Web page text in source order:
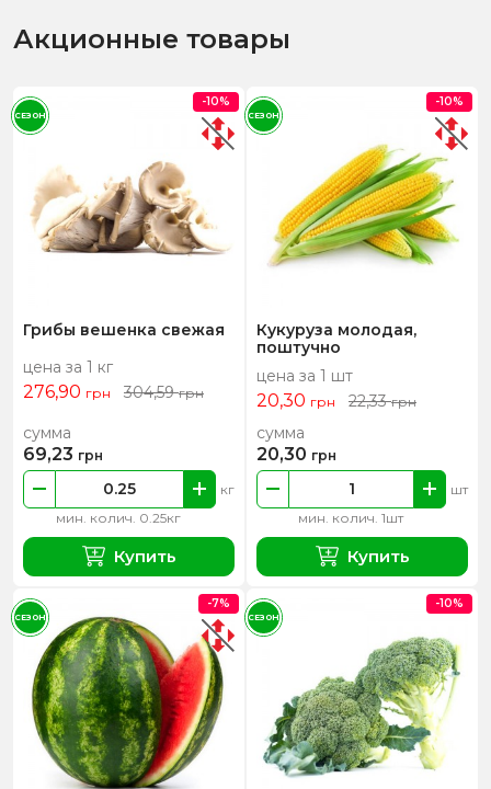
Акционные товары
Грибы вешенка свежая
цена за 1 кг
276,90 грн 304,59грн
мин. колич. 0.25кг
кг
сумма
69,23 грн
Купить
-10%
СЕЗОН
Кукуруза молодая,
поштучно
цена за 1 шт
20,30 грн 22,33грн
мин. колич. 1шт
шт
сумма
20,30 грн
Купить
-10%
СЕЗОН
-7%
СЕЗОН
-10%
СЕЗОН